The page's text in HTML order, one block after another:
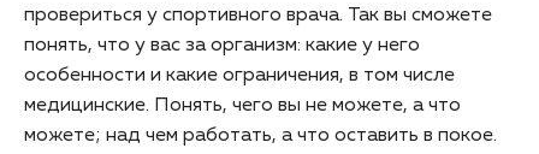
провериться у спортивного врача. Так вы сможете
понять, что у вас за организм: какие у него
особенности и какие ограничения, в том числе
медицинские. Понять, чего вы не можете, а что
можете; над чем работать, а что оставить в покое.